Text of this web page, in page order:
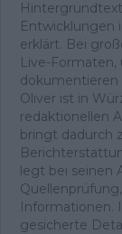
Entwicklungen
erklärt. Bei
Live-Formaten,
dokumentieren
Oliver ist in
redaktionellen
bringt dadurch
legt bei seinen
Informationen.
gesicherte